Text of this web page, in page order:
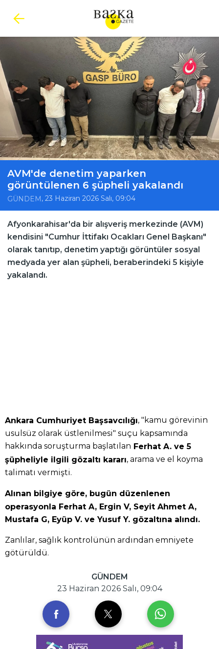
AVM'de denetim yaparken
görüntülenen 6 şüpheli yakalandı
GÜNDEM , 23 Haziran 2026 Salı, 09:04
Afyonkarahisar'da bir alışveriş merkezinde (AVM)
kendisini "Cumhur İttifakı Ocakları Genel Başkanı"
olarak tanıtıp, denetim yaptığı görüntüler sosyal
medyada yer alan şüpheli, beraberindeki 5 kişiyle
yakalandı.
Ankara Cumhuriyet Başsavcılığı, "kamu görevinin
usulsüz olarak üstlenilmesi" suçu kapsamında
hakkında soruşturma başlatılan Ferhat A. ve 5
şüpheliyle ilgili gözaltı kararı, arama ve el koyma
talimatı vermişti.
Alınan bilgiye göre, bugün düzenlenen
operasyonla Ferhat A, Ergin V, Seyit Ahmet A,
Mustafa G, Eyüp V. ve Yusuf Y. gözaltına alındı.
Zanlılar, sağlık kontrolünün ardından emniyete
götürüldü.
GÜNDEM
23 Haziran 2026 Salı, 09:04